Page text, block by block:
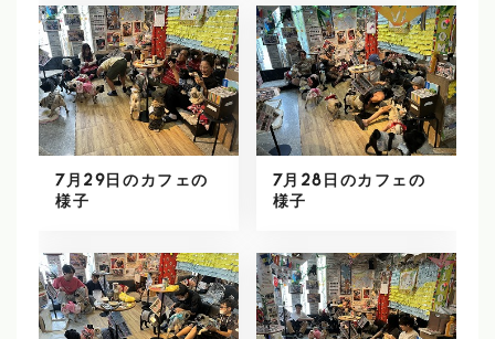
7月29日のカフェの
様子
7月28日のカフェの
様子